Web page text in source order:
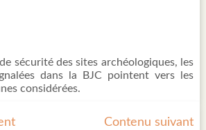
Contenu suivant
sécurité des sites archéologiques, les
dans la BJC pointent vers les
considérées.